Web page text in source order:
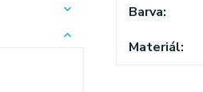
Barva
Materiál